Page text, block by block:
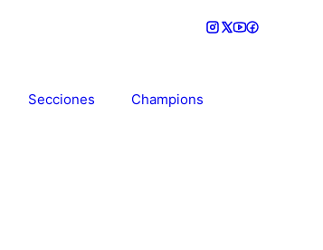
Secciones Champions